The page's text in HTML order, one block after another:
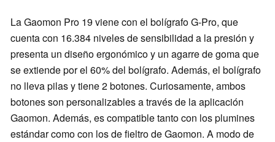
La Gaomon Pro 19 viene con el bolígrafo G-Pro, que
cuenta con 16.384 niveles de sensibilidad a la presión y
presenta un diseño ergonómico y un agarre de goma que
se extiende por el 60% del bolígrafo. Además, el bolígrafo
no lleva pilas y tiene 2 botones. Curiosamente, ambos
botones son personalizables a través de la aplicación
Gaomon. Además, es compatible tanto con los plumines
estándar como con los de fieltro de Gaomon. A modo de